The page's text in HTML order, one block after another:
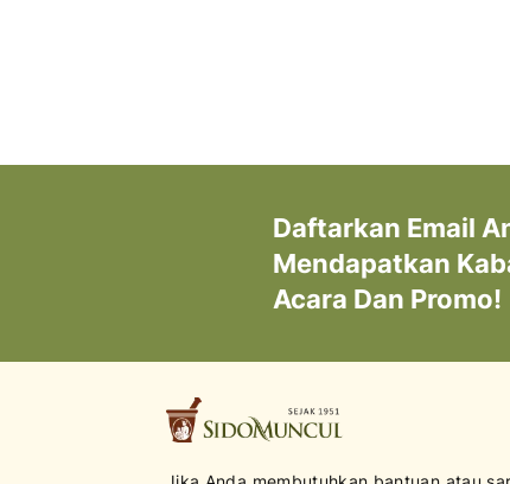
Daftarkan Email
Mendapatkan
Acara Dan Promo!